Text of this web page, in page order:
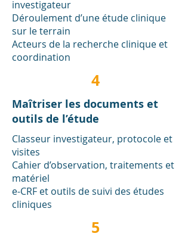
investigateur
Déroulement d’une étude clinique
sur le terrain
Acteurs de la recherche clinique et
coordination
4
Maîtriser les documents et
outils de l’étude
Classeur investigateur, protocole et
visites
Cahier d’observation, traitements et
matériel
e-CRF et outils de suivi des études
cliniques
5